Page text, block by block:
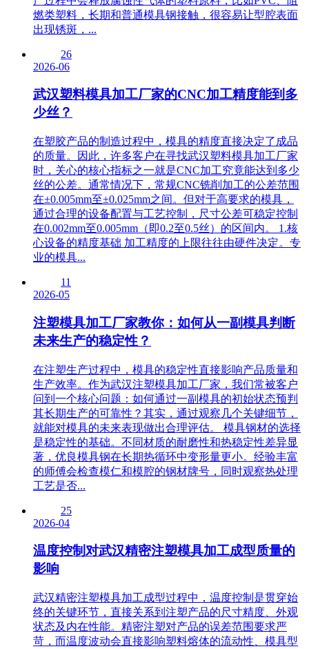
燃类塑料，长期和普通模具钢接触，很容易让型腔表面
出现锈斑，...
26
2026-06
武汉塑料模具加工厂家的CNC加工精度能到多
少丝？
在塑胶产品的制造过程中，模具的精度直接决定了成品
的质量。因此，许多客户在寻找武汉塑料模具加工厂家
时，关心的核心指标之一就是CNC加工究竟能达到多少
丝的公差。通常情况下，常规CNC铣削加工的公差范围
在±0.005mm至±0.025mm之间。但对于高要求的模具，
通过合理的设备配置与工艺控制，尺寸公差可稳定控制
在0.002mm至0.005mm（即0.2至0.5丝）的区间内。 1.核
心设备的精度基础 加工精度的上限往往由硬件决定。专
业的模具...
11
2026-05
注塑模具加工厂家教你：如何从一副模具判断
未来生产的稳定性？
在注塑生产过程中，模具的稳定性直接影响产品质量和
生产效率。作为武汉注塑模具加工厂家，我们常被客户
问到一个核心问题：如何通过一副模具的初始状态预判
其长期生产的可靠性？其实，通过观察几个关键细节，
就能对模具的未来表现做出合理评估。 模具钢材的选择
是稳定性的基础。不同材质的耐磨性和热稳定性差异显
著，优良模具钢在长期热循环中变形量更小。经验丰富
的师傅会检查模仁和模腔的钢材牌号，同时观察热处理
工艺是否...
25
2026-04
温度控制对武汉精密注塑模具加工成型质量的
影响
武汉精密注塑模具加工成型过程中，温度控制是贯穿始
终的关键环节，直接关系到注塑产品的尺寸精度、外观
状态及内在性能。精密注塑对产品的误差范围要求严
苛，而温度波动会直接影响塑料熔体的流动性、模具型